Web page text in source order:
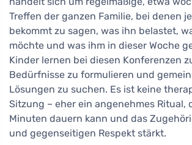
Treffen der ganzen Familie, bei denen
bekommt zu sagen, was ihn belastet,
möchte und was ihm in dieser Woche
Kinder lernen bei diesen Konferenzen
Bedürfnisse zu formulieren und
Lösungen zu suchen. Es ist keine
Sitzung – eher ein angenehmes Ritual,
Minuten dauern kann und das
und gegenseitigen Respekt stärkt.